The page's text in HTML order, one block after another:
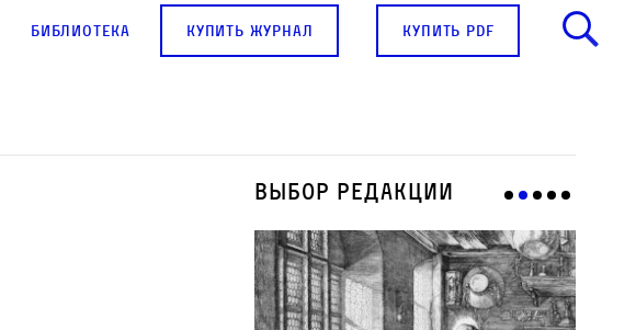
Библиотека купить журнал купить pdf
Выбор редакции